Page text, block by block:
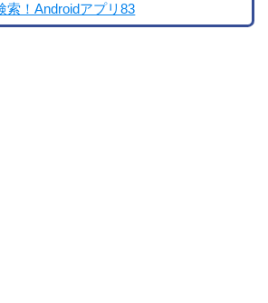
索！Androidアプリ83